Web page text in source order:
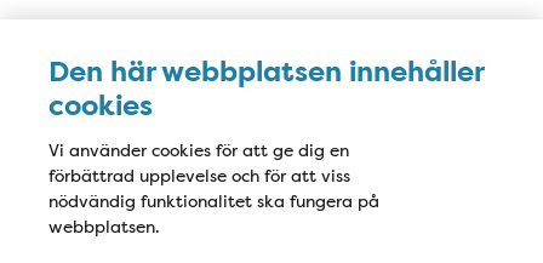
Den här webbplatsen innehåller
cookies
Vi använder cookies för att ge dig en
förbättrad upplevelse och för att viss
nödvändig funktionalitet ska fungera på
webbplatsen.
Adress i Google Maps